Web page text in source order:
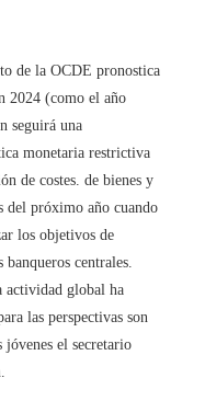
de la OCDE pronostica
2024 (como el año
seguirá una
monetaria restrictiva
de costes. de bienes y
del próximo año cuando
los objetivos de
centrales.
actividad global ha
las perspectivas son
jóvenes el secretario